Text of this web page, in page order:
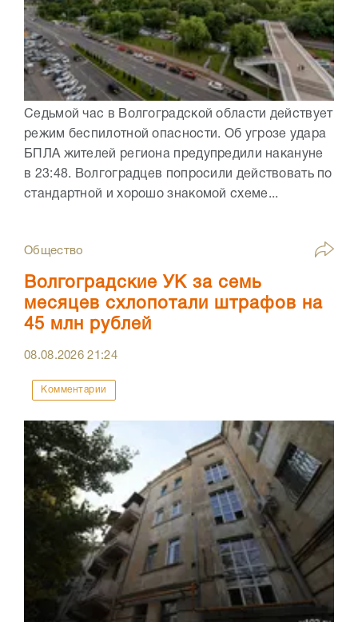
Седьмой час в Волгоградской области действует
режим беспилотной опасности. Об угрозе удара
БПЛА жителей региона предупредили накануне
в 23:48. Волгоградцев попросили действовать по
стандартной и хорошо знакомой схеме...
Общество
Волгоградские УК за семь
месяцев схлопотали штрафов на
45 млн рублей
08.08.202621:24
Комментарии